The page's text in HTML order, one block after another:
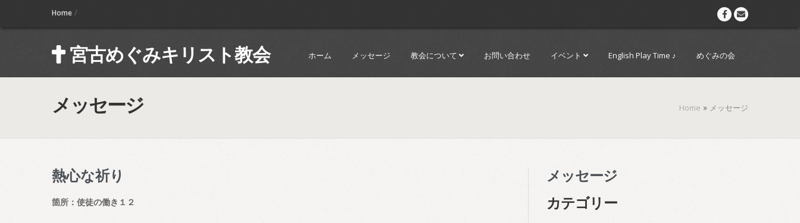
Home /
宮古めぐみキリスト教会 ホーム メッセージ 教会について お問い合わせ イベント English Play Time ♪ めぐみの会
メッセージ Home » メッセージ
熱心な祈り
箇所：使徒の働き１２
メッセージ
カテゴリー